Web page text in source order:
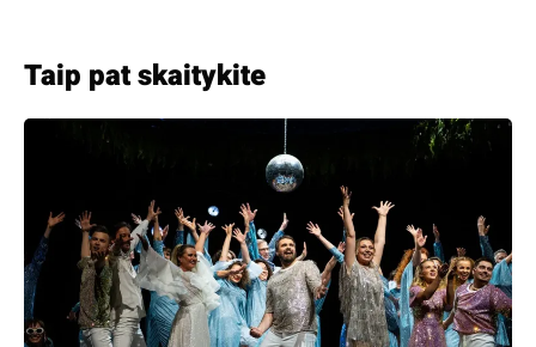
Taip pat skaitykite